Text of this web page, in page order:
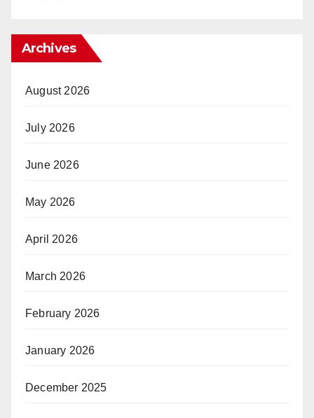
Archives
August 2026
July 2026
June 2026
May 2026
April 2026
March 2026
February 2026
January 2026
December 2025